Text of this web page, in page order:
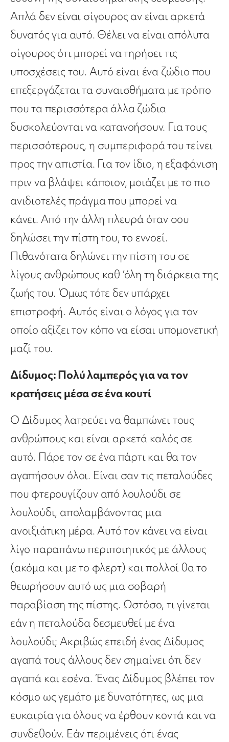
Απλά δεν είναι σίγουρος αν είναι αρκετά
δυνατός για αυτό. Θέλει να είναι απόλυτα
σίγουρος ότι μπορεί να τηρήσει τις
υποσχέσεις του. Αυτό είναι ένα ζώδιο που
επεξεργάζεται τα συναισθήματα με τρόπο
που τα περισσότερα άλλα ζώδια
δυσκολεύονται να κατανοήσουν. Για τους
περισσότερους, η συμπεριφορά του τείνει
προς την απιστία. Για τον ίδιο, η εξαφάνιση
πριν να βλάψει κάποιον, μοιάζει με το πιο
ανιδιοτελές πράγμα που μπορεί να
κάνει. Aπό την άλλη πλευρά όταν σου
δηλώσει την πίστη του, το εννοεί.
Πιθανότατα δηλώνει την πίστη του σε
λίγους ανθρώπους καθ ‘όλη τη διάρκεια της
ζωής του. Όμως τότε δεν υπάρχει
επιστροφή. Αυτός είναι ο λόγος για τον
οποίο αξίζει τον κόπο να είσαι υπομονετική
μαζί του.
Δίδυμος: Πολύ λαμπερός για να τον
κρατήσεις μέσα σε ένα κουτί
Ο Δίδυμος λατρεύει να θαμπώνει τους
ανθρώπους και είναι αρκετά καλός σε
αυτό. Πάρε τον σε ένα πάρτι και θα τον
αγαπήσουν όλοι. Είναι σαν τις πεταλούδες
που φτερουγίζουν από λουλούδι σε
λουλούδι, απολαμβάνοντας μια
ανοιξιάτικη μέρα. Αυτό τον κάνει να είναι
λίγο παραπάνω περιποιητικός με άλλους
(ακόμα και με το φλερτ) και πολλοί θα το
θεωρήσουν αυτό ως μια σοβαρή
παραβίαση της πίστης. Ωστόσο, τι γίνεται
εάν η πεταλούδα δεσμευθεί με ένα
λουλούδι; Ακριβώς επειδή ένας Δίδυμος
αγαπά τους άλλους δεν σημαίνει ότι δεν
αγαπά και εσένα. Ένας Δίδυμος βλέπει τον
κόσμο ως γεμάτο με δυνατότητες, ως μια
ευκαιρία για όλους να έρθουν κοντά και να
συνδεθούν. Εάν περιμένεις ότι ένας